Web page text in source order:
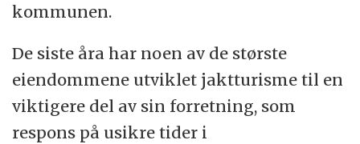
kommunen.
De siste åra har noen av de største
eiendommene utviklet jaktturisme til en
viktigere del av sin forretning, som
respons på usikre tider i